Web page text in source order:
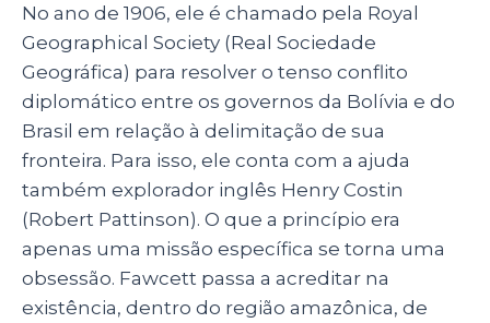
No ano de 1906, ele é chamado pela Royal
Geographical Society (Real Sociedade
Geográfica) para resolver o tenso conflito
diplomático entre os governos da Bolívia e do
Brasil em relação à delimitação de sua
fronteira. Para isso, ele conta com a ajuda
também explorador inglês Henry Costin
(Robert Pattinson). O que a princípio era
apenas uma missão específica se torna uma
obsessão. Fawcett passa a acreditar na
existência, dentro do região amazônica, de